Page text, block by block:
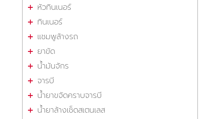
หัวทินเนอร์
ทินเนอร์
แชมพูล้างรถ
ยาขัด
น้ำมันจักร
จารบี
น้ำยาขจัดคราบจารบี
น้ำยาล้างเช็ดสเตนเลส